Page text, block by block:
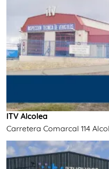
ITV Alcolea
Carretera Comarcal 114